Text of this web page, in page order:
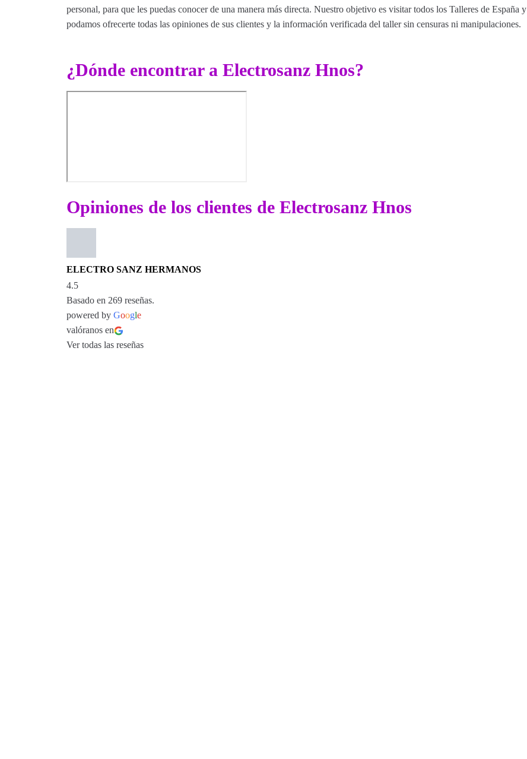
personal, para que les puedas conocer de una manera más directa. Nuestro objetivo es visitar todos los Talleres de España y
podamos ofrecerte todas las opiniones de sus clientes y la información verificada del taller sin censuras ni manipulaciones.
¿Dónde encontrar a Electrosanz Hnos?
Opiniones de los clientes de Electrosanz Hnos
ELECTRO SANZ HERMANOS
4.5
Basado en 269 reseñas.
powered by Google
valóranos en
Ver todas las reseñas